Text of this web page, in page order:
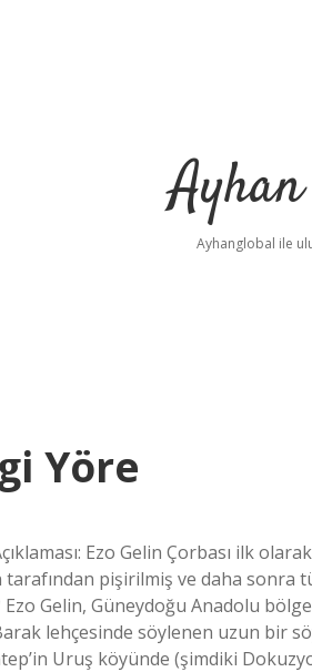
Ayhanglobal ile
Yöre
Ezo Gelin Çorbası ilk
tarafından pişirilmiş ve daha sonra
Ezo Gelin, Güneydoğu Anadolu
Barak lehçesinde söylenen uzun bir
Uruş köyünde (şimdiki